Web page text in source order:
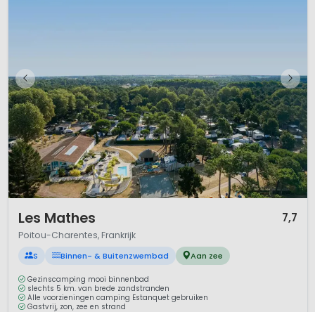
Les Mathes 7,7
Poitou-Charentes, Frankrijk
S Binnen- & Buitenzwembad Aan zee
Gezinscamping mooi binnenbad
slechts 5 km. van brede zandstranden
Alle voorzieningen camping Estanquet gebruiken
Gastvrij, zon, zee en strand